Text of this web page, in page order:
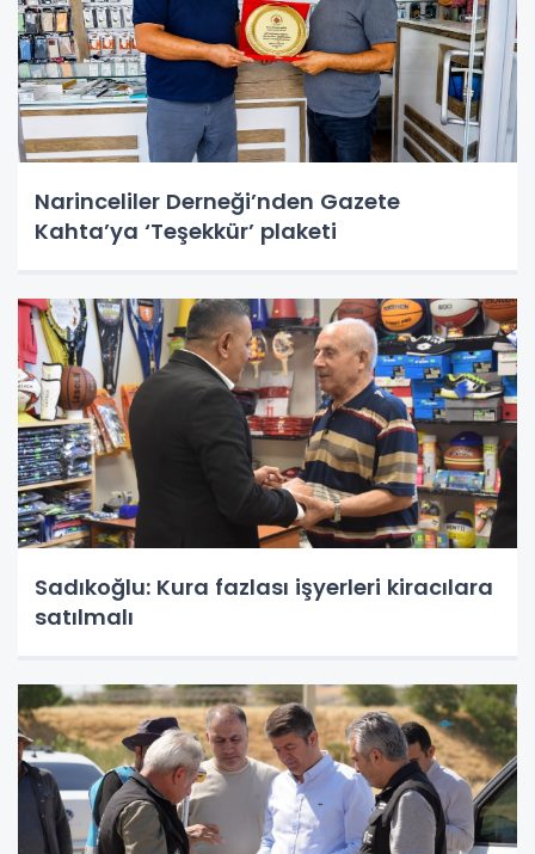
Narinceliler Derneği’nden Gazete
Kahta’ya ‘Teşekkür’ plaketi
Sadıkoğlu: Kura fazlası işyerleri kiracılara
satılmalı